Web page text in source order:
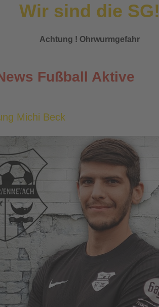
Wir sind die SG!
Achtung ! Ohrwurmgefahr
Fußball Aktive
Michi Beck